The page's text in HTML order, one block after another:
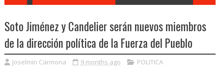
Soto Jiménez y Candelier serán nuevos miembros
de la dirección política de la Fuerza del Pueblo
Joselmin Carmona 9 months ago POLITICA